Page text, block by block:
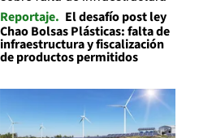
Reportaje
El desafío post ley
Chao Bolsas Plásticas: falta de
infraestructura y fiscalización
de productos permitidos